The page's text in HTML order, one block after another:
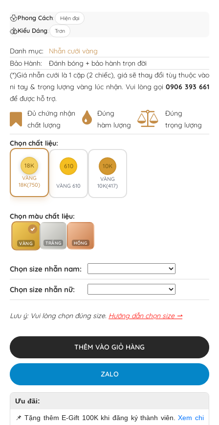
Phong Cách: Hiện đại
Kiểu Dáng: Trơn
Danh mục:
Nhẫn cưới vàng
Bảo Hành:
Đánh bóng + bảo hành trọn đời
(*)Giá nhẫn cưới là 1 cặp (2 chiếc), giá sẽ thay đổi tùy thuộc vào
ni tay & trọng lượng vàng lúc nhận. Vui lòng gọi0906 393 661
để được hỗ trợ.
Đủ chứng nhận
chất lượng
Đúng
hàm lượng
Đúng
trọng lượng
Chọn chất liệu:
18K
VÀNG
18K(750)
610
VÀNG 610
10K
VÀNG
10K(417)
Chọn màu chất liệu:
VÀNG TRẮNG HỒNG
Chọn size nhẫn nam:
Chọn size nhẫn nữ:
Lưu ý: Vui lòng chọn đúng size. Hướng dẫn chọn size ⇀
THÊM VÀO GIỎ HÀNG
ZALO
Ưu đãi:
📌 Tặng thêm E-Gift 100K khi đăng ký thành viên.Xem chi